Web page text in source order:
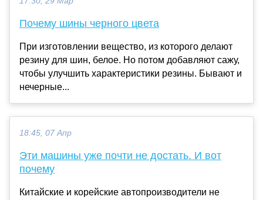
Почему шины черного цвета
При изготовлении вещество, из которого делают
резину для шин, белое. Но потом добавляют сажу,
чтобы улучшить характеристики резины. Бывают и
нечерные...
18:45, 07 Апр
Эти машины уже почти не достать. И вот
почему
Китайские и корейские автопроизводители не